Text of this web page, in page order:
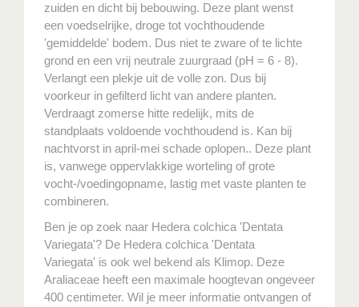
zuiden en dicht bij bebouwing. Deze plant wenst
een voedselrijke, droge tot vochthoudende
'gemiddelde' bodem. Dus niet te zware of te lichte
grond en een vrij neutrale zuurgraad (pH = 6 - 8).
Verlangt een plekje uit de volle zon. Dus bij
voorkeur in gefilterd licht van andere planten.
Verdraagt zomerse hitte redelijk, mits de
standplaats voldoende vochthoudend is. Kan bij
nachtvorst in april-mei schade oplopen.. Deze plant
is, vanwege oppervlakkige worteling of grote
vocht-/voedingopname, lastig met vaste planten te
combineren.
Ben je op zoek naar Hedera colchica 'Dentata
Variegata'? De Hedera colchica 'Dentata
Variegata' is ook wel bekend als Klimop. Deze
Araliaceae heeft een maximale hoogtevan ongeveer
400 centimeter. Wil je meer informatie ontvangen of